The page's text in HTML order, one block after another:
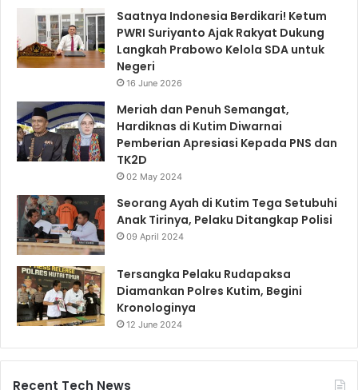
Saatnya Indonesia Berdikari! Ketum
PWRI Suriyanto Ajak Rakyat Dukung
Langkah Prabowo Kelola SDA untuk
Negeri
16 June 2026
Meriah dan Penuh Semangat,
Hardiknas di Kutim Diwarnai
Pemberian Apresiasi Kepada PNS dan
TK2D
02 May 2024
Seorang Ayah di Kutim Tega Setubuhi
Anak Tirinya, Pelaku Ditangkap Polisi
09 April 2024
Tersangka Pelaku Rudapaksa
Diamankan Polres Kutim, Begini
Kronologinya
12 June 2024
Recent Tech News